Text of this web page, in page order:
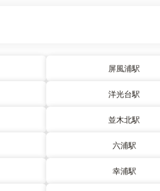
屏風浦駅
洋光台駅
並木北駅
六浦駅
幸浦駅